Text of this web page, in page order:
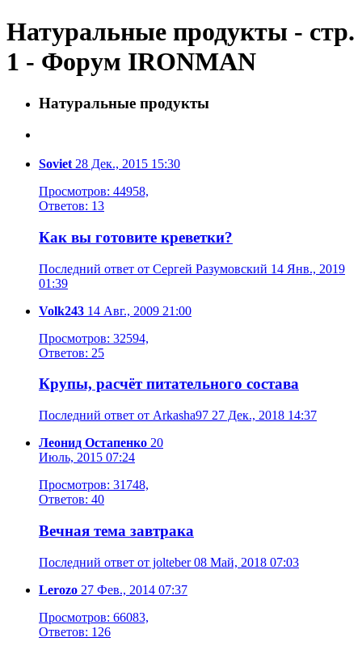
Натуральные продукты - стр.
1 - Форум IRONMAN
Натуральные продукты
Soviet 28 Дек., 2015 15:30
Просмотров: 44958,
Ответов: 13
Как вы готовите креветки?
Последний ответ от Сергей Разумовский 14 Янв., 2019
01:39
Volk243 14 Авг., 2009 21:00
Просмотров: 32594,
Ответов: 25
Крупы, расчёт питательного состава
Последний ответ от Arkasha97 27 Дек., 2018 14:37
Леонид Остапенко 20
Июль, 2015 07:24
Просмотров: 31748,
Ответов: 40
Вечная тема завтрака
Последний ответ от jolteber 08 Май, 2018 07:03
Lerozo 27 Фев., 2014 07:37
Просмотров: 66083,
Ответов: 126